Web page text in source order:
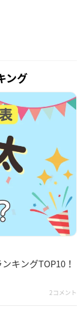
ング
キングTOP10！
2コメント